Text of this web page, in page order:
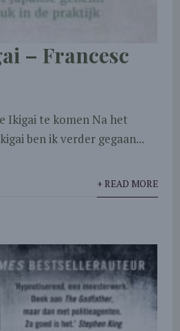
– Francesc
Ikigai te komen Na het
ben ik verder gegaan...
+ READ MORE